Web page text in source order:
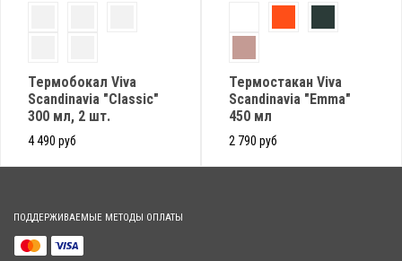
Термобокал Viva
Scandinavia "Classic"
300 мл, 2 шт.
4 490 руб
Термостакан Viva
Scandinavia "Emma"
450 мл
2 790 руб
ПОДДЕРЖИВАЕМЫЕ МЕТОДЫ ОПЛАТЫ